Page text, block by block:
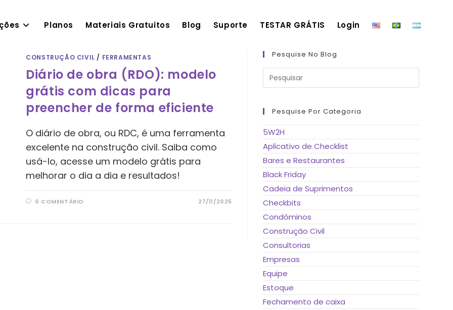
Planos Materiais Gratuitos Blog Suporte TESTAR GRÁTIS Login
CONSTRUÇÃO CIVIL / FERRAMENTAS
Diário de obra (RDO): modelo
grátis com dicas para
preencher de forma eficiente
O diário de obra, ou RDC, é uma ferramenta
excelente na construção civil. Saiba como
usá-lo, acesse um modelo grátis para
melhorar o dia a dia e resultados!
0 COMENTÁRIO 27/11/2025
Pesquise No Blog
Pressione
tecla
Pesquise Por Categoria
5W2H
Aplicativo de Checklist
Bares e Restaurantes
Black Friday
Cadeia de Suprimentos
Checkbits
Condôminos
Construção Civil
Consultorias
Empresas
Equipe
Estoque
Fechamento de caixa